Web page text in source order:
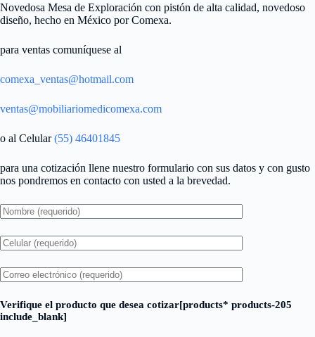
Novedosa Mesa de Exploración con pistón de alta calidad, novedoso
diseño, hecho en México por Comexa.
para ventas comuníquese al
comexa_ventas@hotmail.com
ventas@mobiliariomedicomexa.com
o al Celular(55) 46401845
para una cotización llene nuestro formulario con sus datos y con gusto
nos pondremos en contacto con usted a la brevedad.
Verifique el producto que desea cotizar[products* products-205
include_blank]